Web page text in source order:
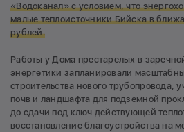
«Водоканал» с условием, что
малые теплоисточники Бийска в
рублей.
Работы у Дома престарелых в
энергетики запланировали
строительства нового трубопровода,
почв и ландшафта для подземной
до сдачи под ключ действующей
восстановление благоустройства на